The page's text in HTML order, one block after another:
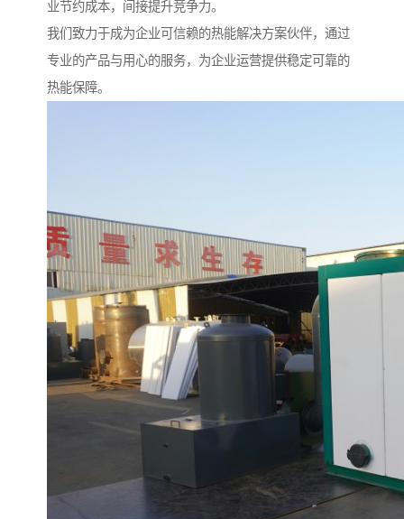
业节约成本，间接提升竞争力。
我们致力于成为企业可信赖的热能解决方案伙伴，通过
专业的产品与用心的服务，为企业运营提供稳定可靠的
热能保障。